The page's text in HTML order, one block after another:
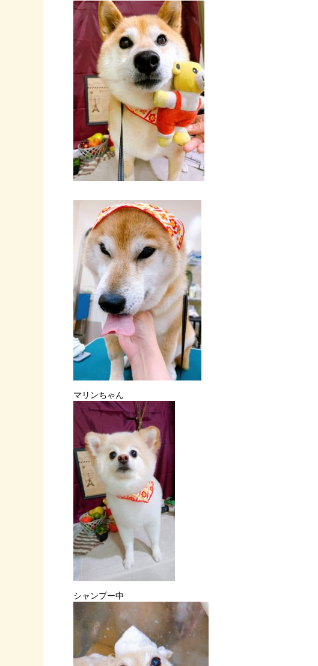
マリンちゃん
シャンプー中